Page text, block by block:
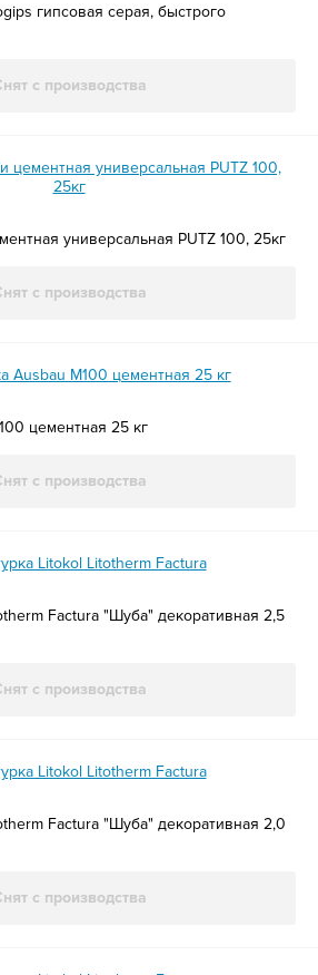
гипсовая серая, быстрого
с производства
универсальная PUTZ 100, 25кг
с производства
цементная 25 кг
с производства
Factura "Шуба" декоративная 2,5
с производства
Factura "Шуба" декоративная 2,0
с производства